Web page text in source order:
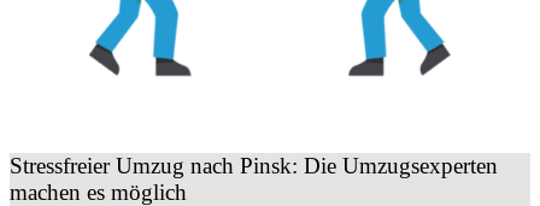
Stressfreier Umzug nach Pinsk: Die Umzugsexperten
machen es möglich